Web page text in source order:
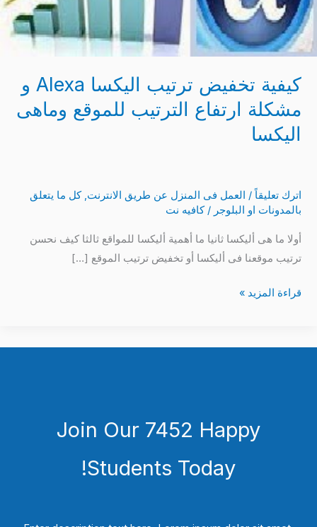
كيفية تخفيض ترتيب اليكسا Alexa و
مشكلة ارتفاع الترتيب للموقع وماهى
اليكسا
اترك تعليقاً /العمل فى المنزل عن طريق الانترنت ,كل ما يتعلق
بالمدونات او البلوجر/كافيه نت
أولا ما هى أليكسا ثانيا ما أهمية أليكسا للمواقع ثالثا كيف نحسن
ترتيب موقعنا فى أليكسا أو تخفيض ترتيب الموقع […]
الترتيب
للموقع
وماهى
قراءة المزيد »
Join Our 7452 Happy
Students​ Today!